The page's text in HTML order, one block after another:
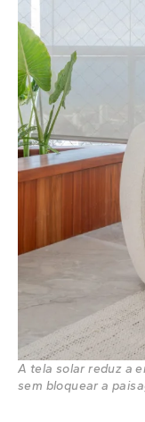
A tela solar reduz a
sem bloquear a